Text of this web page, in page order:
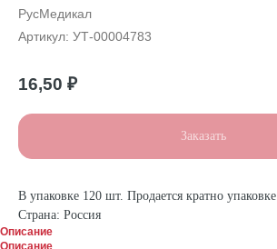
РусМедикал
Артикул: УТ-00004783
16,50 ₽
Заказать
В упаковке 120 шт. Продается кратно упаковке
Страна: Россия
Описание